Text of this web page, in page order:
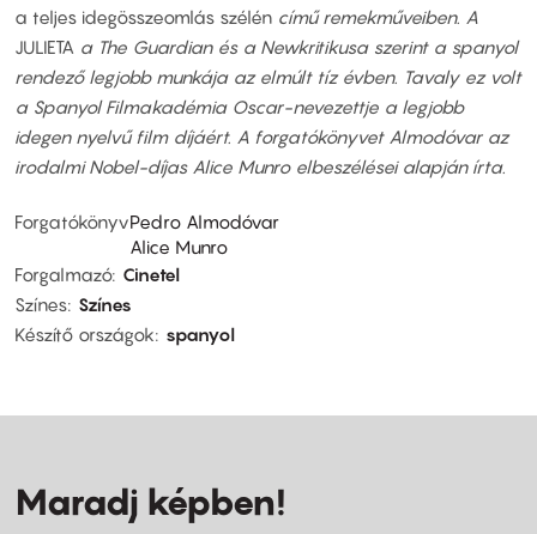
a teljes idegösszeomlás szélén című remekműveiben. A
JULIETA a The Guardian és a Newkritikusa szerint a spanyol
rendező legjobb munkája az elmúlt tíz évben. Tavaly ez volt
a Spanyol Filmakadémia Oscar-nevezettje a legjobb
idegen nyelvű film díjáért. A forgatókönyvet Almodóvar az
irodalmi Nobel-díjas Alice Munro elbeszélései alapján írta.
ForgatókönyvPedro Almodóvar
Alice Munro
Forgalmazó Cinetel
Színes Színes
Készítő országok
spanyol
Maradj képben!